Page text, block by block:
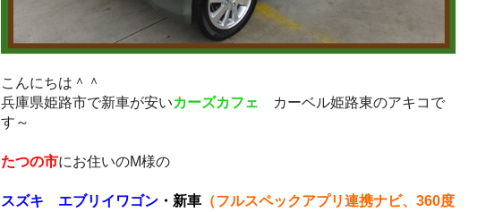
こんにちは＾＾
兵庫県姫路市で新車が安いカーズカフェ
カーベル姫路東のアキコで
す～
たつの市にお住いのM様の
スズキ エブリイワゴン ・新車 （フルスペックアプリ連携ナビ、360度